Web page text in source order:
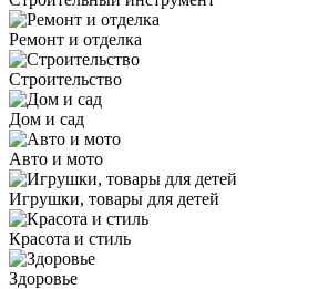
Ремонт и отделка
Строительство
Дом и сад
Авто и мото
Игрушки, товары для детей
Красота и стиль
Здоровье